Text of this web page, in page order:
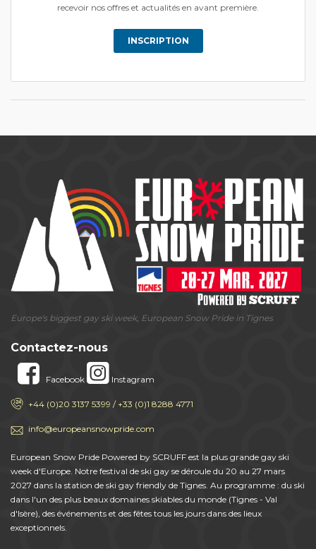
recevoir nos offres et actualités en avant première.
INSCRIPTION
Europe's biggest gay ski week, European Snow Pride in Tignes
Contactez-nous
Facebook Instagram
+44 (0)20 3137 5399 / +33 (0)1 8288 4771
info@europeansnowpride.com
European Snow Pride Powered by SCRUFF est la plus grande gay ski
week d'Europe. Notre festival de ski gay se déroule du 20 au 27 mars
2027 dans la station de ski gay friendly de Tignes. Au programme : du ski
dans l'un des plus beaux domaines skiables du monde (Tignes - Val
d'Isère), des événements et des fêtes tous les jours dans des lieux
exceptionnels.